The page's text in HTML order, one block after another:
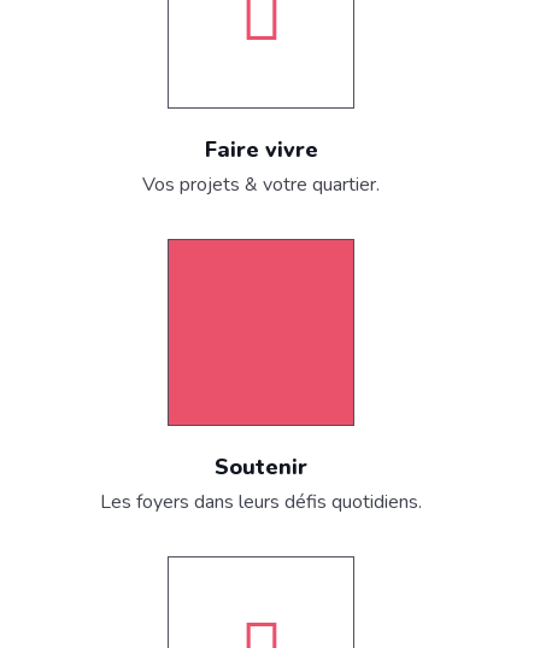
Faire vivre
Vos projets & votre quartier.
Soutenir
Les foyers dans leurs défis quotidiens.